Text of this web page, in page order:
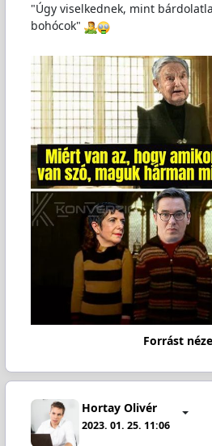
"Úgy viselkednek, mint
bohócok"
Forrást
Hortay Olivér
2023. 01. 25. 11:06